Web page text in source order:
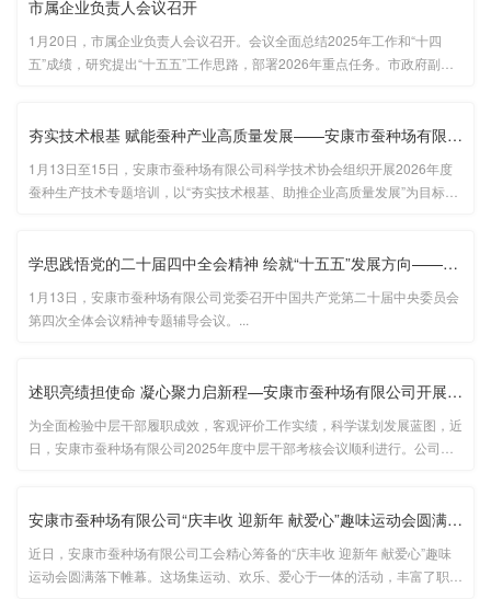
市属企业负责人会议召开
1月20日，市属企业负责人会议召开。会议全面总结2025年工作和“十四
五”成绩，研究提出“十五五”工作思路，部署2026年重点任务。市政府副市
夯实技术根基 赋能蚕种产业高质量发展——安康市蚕种场有限公司开···
1月13日至15日，安康市蚕种场有限公司科学技术协会组织开展2026年度
蚕种生产技术专题培训，以“夯实技术根基、助推企业高质量发展”为目标，
学思践悟党的二十届四中全会精神 绘就“十五五”发展方向——安康···
1月13日，安康市蚕种场有限公司党委召开中国共产党第二十届中央委员会
第四次全体会议精神专题辅导会议。...
述职亮绩担使命 凝心聚力启新程—安康市蚕种场有限公司开展2025年···
为全面检验中层干部履职成效，客观评价工作实绩，科学谋划发展蓝图，近
日，安康市蚕种场有限公司2025年度中层干部考核会议顺利进行。公司领
安康市蚕种场有限公司“庆丰收 迎新年 献爱心”趣味运动会圆满收···
近日，安康市蚕种场有限公司工会精心筹备的“庆丰收 迎新年 献爱心”趣味
运动会圆满落下帷幕。这场集运动、欢乐、爱心于一体的活动，丰富了职工